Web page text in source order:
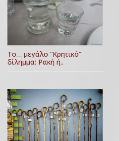
Το… μεγάλο “Κρητικό”
δίλημμα: Ρακή ή..